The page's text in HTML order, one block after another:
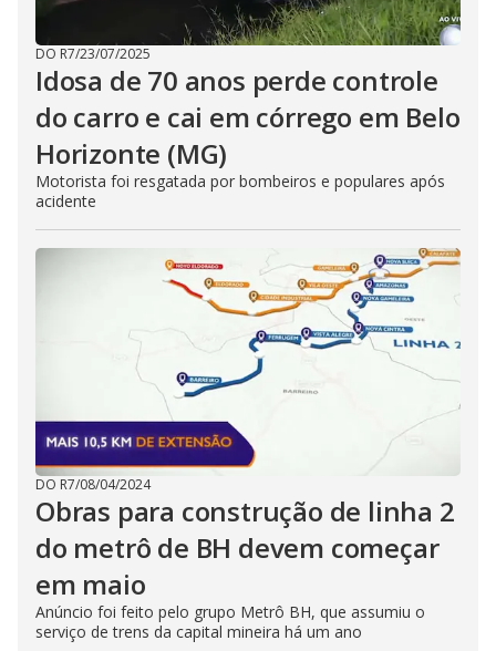
DO R7/23/07/2025
Idosa de 70 anos perde controle
do carro e cai em córrego em Belo
Horizonte (MG)
Motorista foi resgatada por bombeiros e populares após
acidente
DO R7/08/04/2024
Obras para construção de linha 2
do metrô de BH devem começar
em maio
Anúncio foi feito pelo grupo Metrô BH, que assumiu o
serviço de trens da capital mineira há um ano